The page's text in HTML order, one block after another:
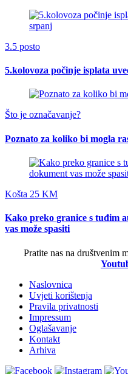
3.5 posto
5.kolovoza počinje isplata
Što je označavanje?
Poznato za koliko bi mogla
Košta 25 KM
Kako preko granice s tuđim
vas može spasiti
Pratite nas na društvenim
Naslovnica
Uvjeti korištenja
Pravila privatnosti
Impressum
Oglašavanje
Kontakt
Arhiva